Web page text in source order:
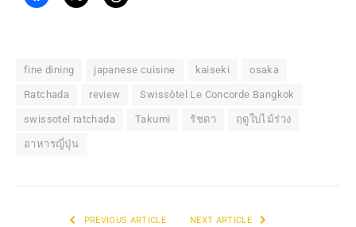
fine dining japanese cuisine kaiseki osaka
Ratchada review Swissôtel Le Concorde Bangkok
swissotel ratchada Takumi รัชดา ฤดูใบไม้ร่วง
อาหารญี่ปุ่น
PREVIOUS ARTICLE NEXT ARTICLE